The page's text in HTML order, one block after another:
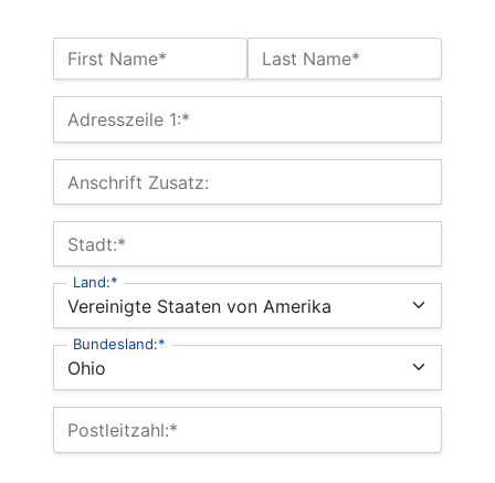
Name:*
First Name* Last Name*
Billing Address
Adresszeile 1:*
Anschrift Zusatz:
Stadt:*
Land:*
Bundesland:*
Postleitzahl:*